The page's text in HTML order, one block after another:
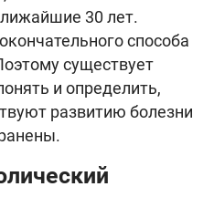
30 лет.
способа
существует
и определить,
развитию болезни